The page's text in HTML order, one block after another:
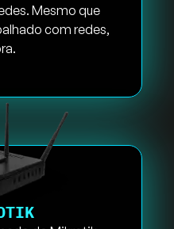
Mesmo que
com redes,